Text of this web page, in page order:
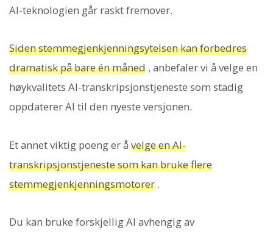
AI-teknologien går raskt fremover.
Siden stemmegjenkjenningsytelsen kan forbedres
dramatisk på bare én måned , anbefaler vi å velge en
høykvalitets AI-transkripsjonstjeneste som stadig
oppdaterer AI til den nyeste versjonen.
Et annet viktig poeng er å velge en AI-
transkripsjonstjeneste som kan bruke flere
stemmegjenkjenningsmotorer .
Du kan bruke forskjellig AI avhengig av